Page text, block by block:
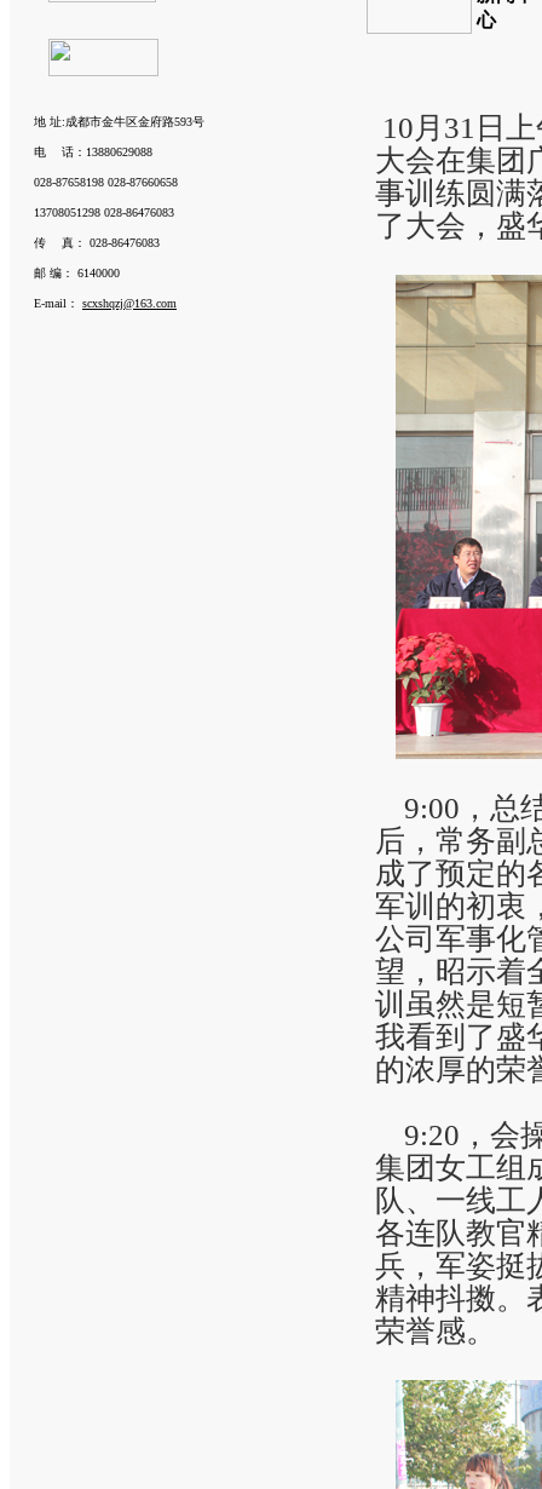
地 址:成都市金牛区金府路593号
电 话：13880629088
028-87658198 028-87660658
13708051298 028-86476083
传 真： 028-86476083
邮 编： 6140000
E-mail： scxshqzj@163.com
心
10月31日
大会在集团
事训练圆满
了大会，盛
9:00，总
后，常务副
成了预定的
军训的初衷
公司军事化
望，昭示着
训虽然是短
我看到了盛
的浓厚的荣
9:20，会
集团女工组
队、一线工
各连队教官
兵，军姿挺
精神抖擞。
荣誉感。